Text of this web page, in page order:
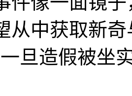
从中获取新
旦造假被坐